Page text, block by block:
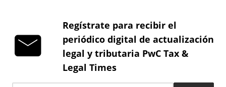
Regístrate para recibir el
periódico digital de actualización
legal y tributaria PwC Tax &
Legal Times